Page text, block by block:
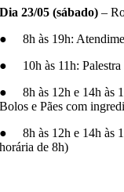
Dia 23/05 (sábado) –
● 8h às 19h:
● 10h às 11h: Palestra
● 8h às 12h e 14h às
Bolos e Pães com
● 8h às 12h e 14h às
horária de 8h)